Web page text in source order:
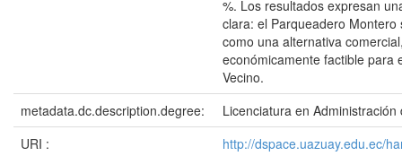
%. Los resultados expresan
clara: el Parqueadero Montero
como una alternativa
económicamente factible para
Vecino.
metadata.dc.description.degree:
Licenciatura en Administración
URI :
http://dspace.uazuay.edu.ec/